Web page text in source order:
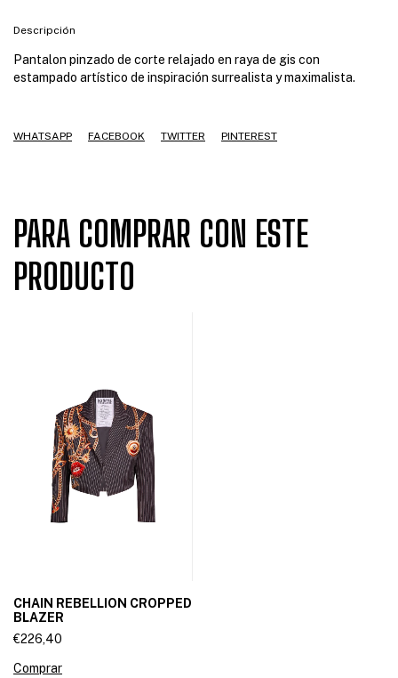
Descripción
Pantalon pinzado de corte relajado en raya de gis con
estampado artístico de inspiración surrealista y maximalista.
WHATSAPP FACEBOOK TWITTER PINTEREST
PARA COMPRAR CON ESTE
PRODUCTO
CHAIN REBELLION CROPPED
BLAZER
€226,40
Comprar